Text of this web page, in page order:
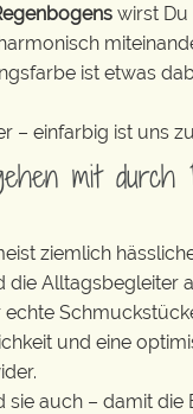
wirst Du
ist etwas
– einfarbig ist uns
mit durch
ziemlich
die Alltagsbegleiter
und eine
sie auch – damit die